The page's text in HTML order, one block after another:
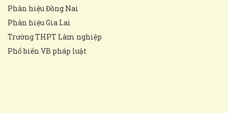
Phân hiệu Đồng Nai
Phân hiệu Gia Lai
Trường THPT Lâm nghiệp
Phổ biến VB pháp luật